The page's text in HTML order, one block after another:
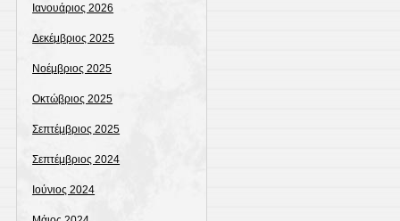
Ιανουάριος 2026
Δεκέμβριος 2025
Νοέμβριος 2025
Οκτώβριος 2025
Σεπτέμβριος 2025
Σεπτέμβριος 2024
Ιούνιος 2024